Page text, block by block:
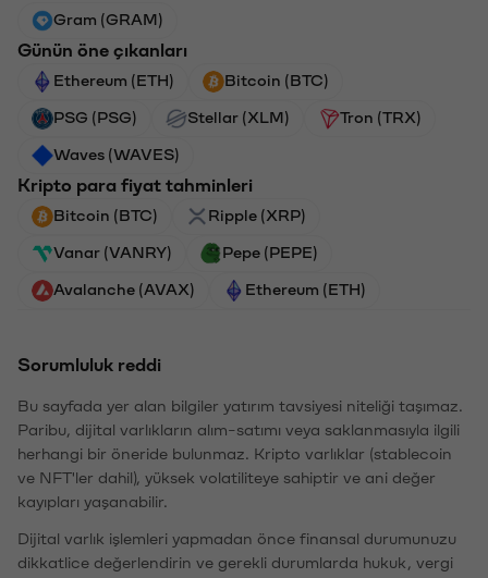
Gram (GRAM)
Günün öne çıkanları
Ethereum (ETH) Bitcoin (BTC)
PSG (PSG) Stellar (XLM) Tron (TRX)
Waves (WAVES)
Kripto para fiyat tahminleri
Bitcoin (BTC) Ripple (XRP)
Vanar (VANRY) Pepe (PEPE)
Avalanche (AVAX) Ethereum (ETH)
Sorumluluk reddi
Bu sayfada yer alan bilgiler yatırım tavsiyesi niteliği taşımaz.
Paribu, dijital varlıkların alım-satımı veya saklanmasıyla ilgili
herhangi bir öneride bulunmaz. Kripto varlıklar (stablecoin
ve NFT'ler dahil), yüksek volatiliteye sahiptir ve ani değer
kayıpları yaşanabilir.
Dijital varlık işlemleri yapmadan önce finansal durumunuzu
dikkatlice değerlendirin ve gerekli durumlarda hukuk, vergi